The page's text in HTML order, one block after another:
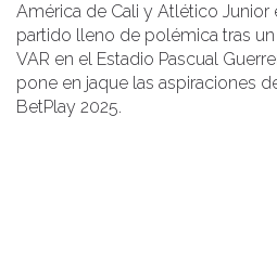
América de Cali y Atlético Junior
partido lleno de polémica tras
VAR en el Estadio Pascual
pone en jaque las aspiraciones
BetPlay 2025.